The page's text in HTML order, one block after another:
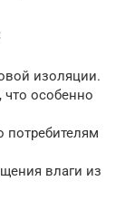
изоляции.
что особенно
потребителям
влаги из